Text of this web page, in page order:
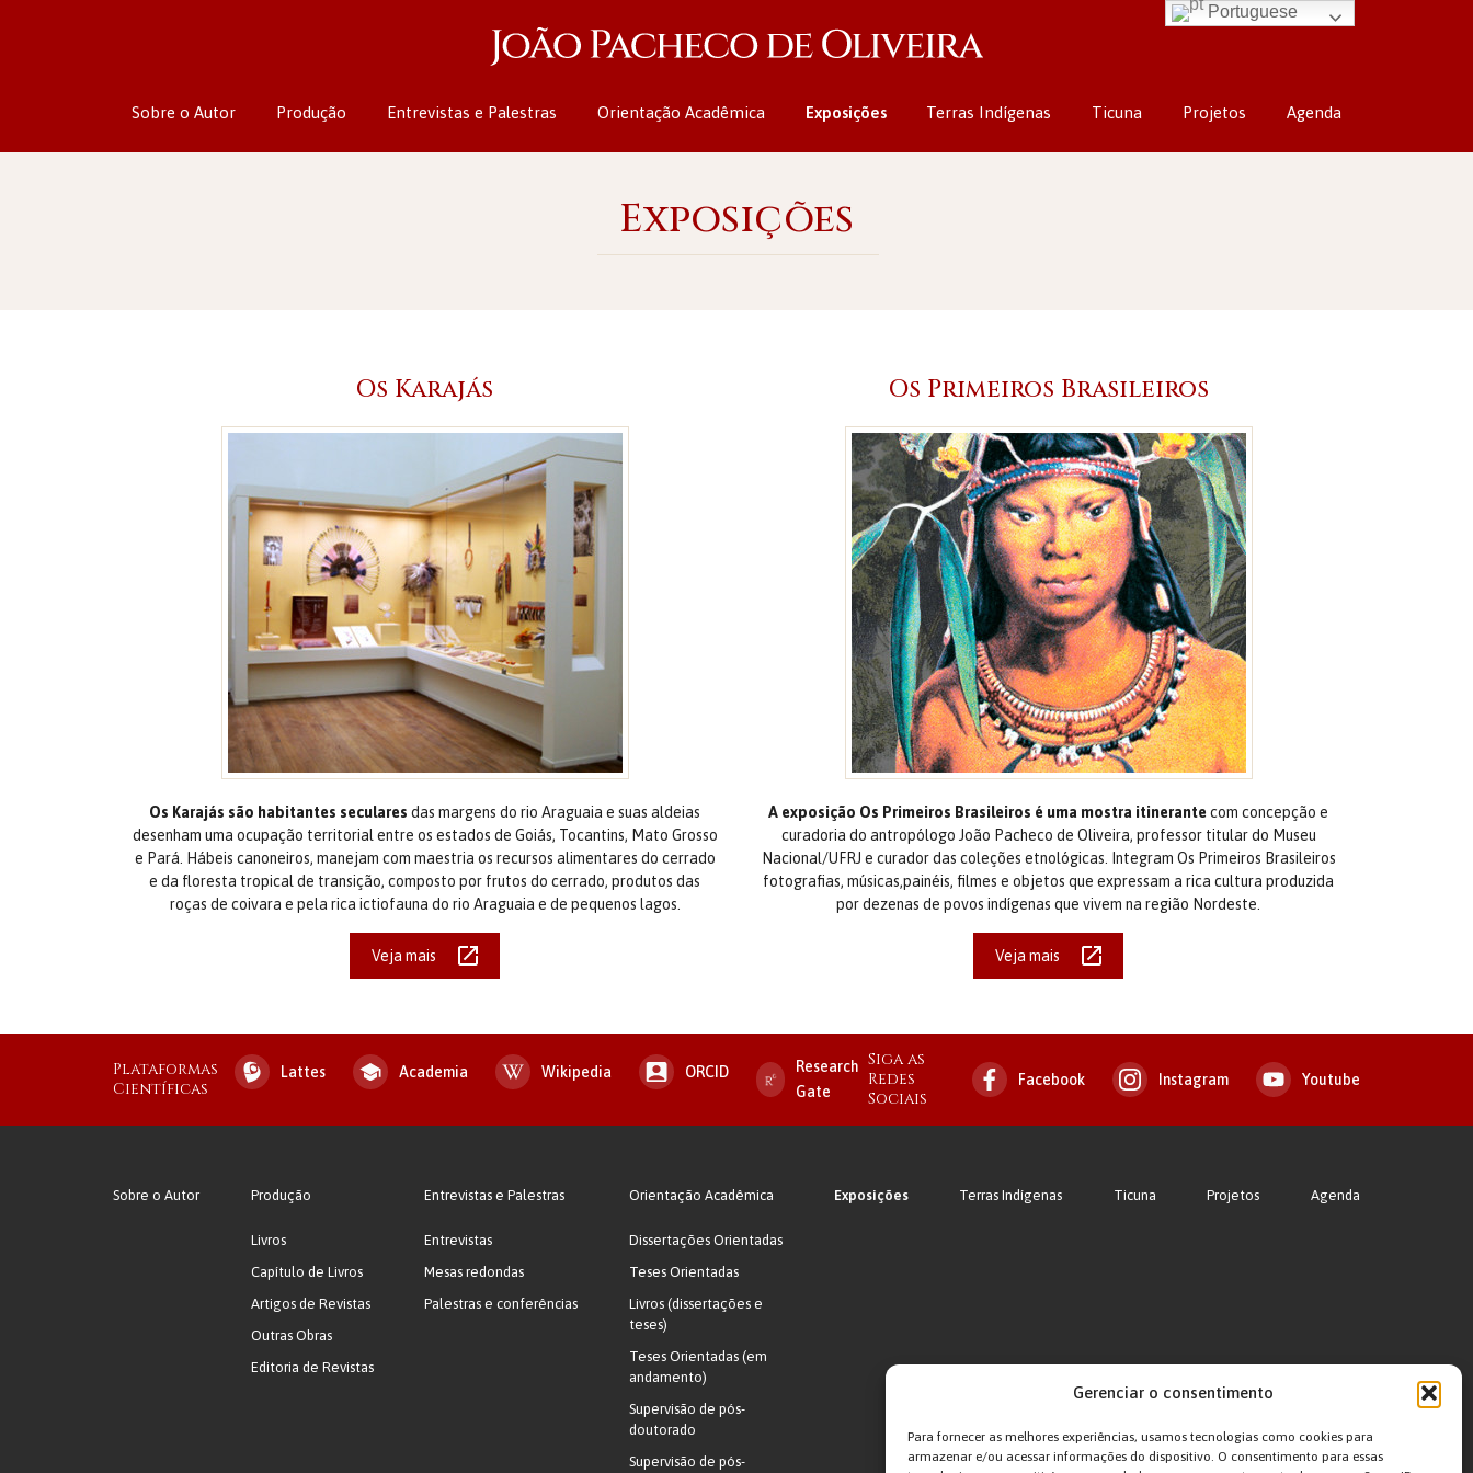
Gerenciar o consentimento
Para fornecer as melhores experiências, usamos tecnologias como cookies para
armazenar e/ou acessar informações do dispositivo. O consentimento para essas
Sobre o Autor Produção Entrevistas e Palestras Orientação Acadêmica Exposições Terras Indígenas Ticuna Projetos Agenda
Exposições
Os Karajás
Os Karajás são habitantes seculares das margens do rio Araguaia e suas aldeias
desenham uma ocupação territorial entre os estados de Goiás, Tocantins, Mato Grosso
e Pará. Hábeis canoneiros, manejam com maestria os recursos alimentares do cerrado
e da floresta tropical de transição, composto por frutos do cerrado, produtos das
roças de coivara e pela rica ictiofauna do rio Araguaia e de pequenos lagos.
Veja mais
Os Primeiros Brasileiros
A exposição Os Primeiros Brasileiros é uma mostra itinerante com concepção e
curadoria do antropólogo João Pacheco de Oliveira, professor titular do Museu
Nacional/UFRJ e curador das coleções etnológicas. Integram Os Primeiros Brasileiros
fotografias, músicas,painéis, filmes e objetos que expressam a rica cultura produzida
por dezenas de povos indígenas que vivem na região Nordeste.
Veja mais
Plataformas
Científicas
Lattes Academia Wikipedia ORCID
Research
Gate
Siga as
Redes
Sociais
Facebook Instagram Youtube
Sobre o Autor Produção
Livros
Capítulo de Livros
Artigos de Revistas
Outras Obras
Editoria de Revistas
Entrevistas e Palestras
Entrevistas
Mesas redondas
Palestras e conferências
Orientação Acadêmica
Dissertações Orientadas
Teses Orientadas
Livros (dissertações e
teses)
Teses Orientadas (em
andamento)
Supervisão de pós-
doutorado
Supervisão de pós-
Exposições Terras Indígenas Ticuna Projetos Agenda
Portuguese